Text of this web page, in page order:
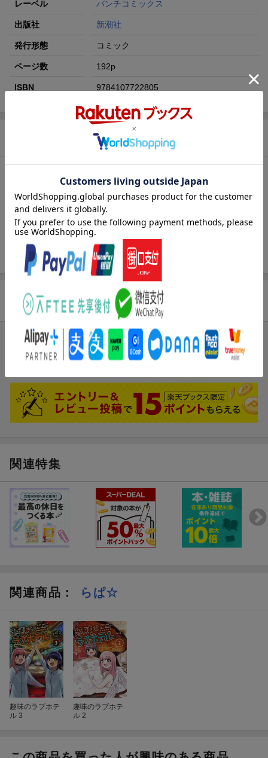
レーベル バンチコミックス
出版社 新潮社
発行形態 コミック
ページ数 192p
ISBN 9784107722805
内容紹介（JPROより）
趣味の同人誌執筆の為、ラブホテルに取材に行こうとするオタク
女子の茶耶。しかしホテルを目の前にして怖気づいてしまった彼
女は、話しかけてきた見知らぬ女子に誘われるままホテルに足を
踏み入れるが……!? 実在のラブホテルを訪れる、秘密のラブホ
探訪記♪
商品レビュー
ブックスのレビュー
まだレビューがありません。
関連特集
関連商品 ： らぱ☆
趣味のラブホテ
ル 3
趣味のラブホテ
ル 2